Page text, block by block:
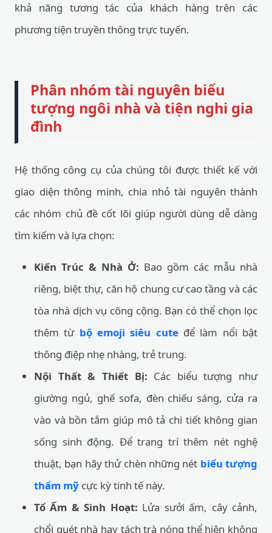
khả năng tương tác của khách hàng trên các
phương tiện truyền thông trực tuyến.
Phân nhóm tài nguyên biểu
tượng ngôi nhà và tiện nghi gia
đình
Hệ thống công cụ của chúng tôi được thiết kế với
giao diện thông minh, chia nhỏ tài nguyên thành
các nhóm chủ đề cốt lõi giúp người dùng dễ dàng
tìm kiếm và lựa chọn:
Kiến Trúc & Nhà Ở: Bao gồm các mẫu nhà
riêng, biệt thự, căn hộ chung cư cao tầng và các
tòa nhà dịch vụ công cộng. Bạn có thể chọn lọc
thêm từ bộ emoji siêu cuteđể làm nổi bật
thông điệp nhẹ nhàng, trẻ trung.
Nội Thất & Thiết Bị: Các biểu tượng như
giường ngủ, ghế sofa, đèn chiếu sáng, cửa ra
vào và bồn tắm giúp mô tả chi tiết không gian
sống sinh động. Để trang trí thêm nét nghệ
thuật, bạn hãy thử chèn những nét biểu tượng
thẩm mỹ cực kỳ tinh tế này.
Tổ Ấm & Sinh Hoạt: Lửa sưởi ấm, cây cảnh,
chổi quét nhà hay tách trà nóng thể hiện không